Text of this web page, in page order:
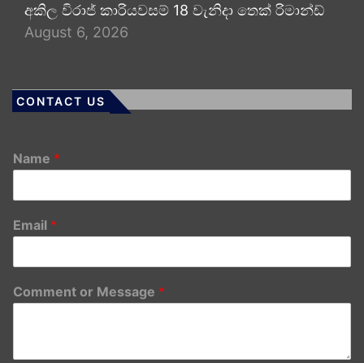
අකිල විරාජ් කාරියවසම් 18 වැනිදා තෙක් රිමාන්ඩ්
August 6, 2026
CONTACT US
Name *
Email *
Comment or Message *